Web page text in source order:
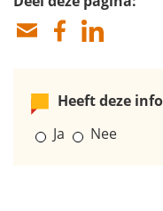
Heeft deze
Ja
Nee